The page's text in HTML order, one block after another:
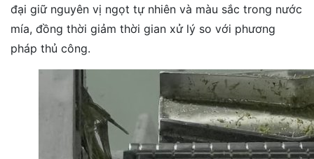
đại giữ nguyên vị ngọt tự nhiên và màu sắc trong nước
mía, đồng thời giảm thời gian xử lý so với phương
pháp thủ công.